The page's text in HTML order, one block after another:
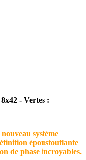
- Vertes :
système
époustouflante
de phase incroyables.